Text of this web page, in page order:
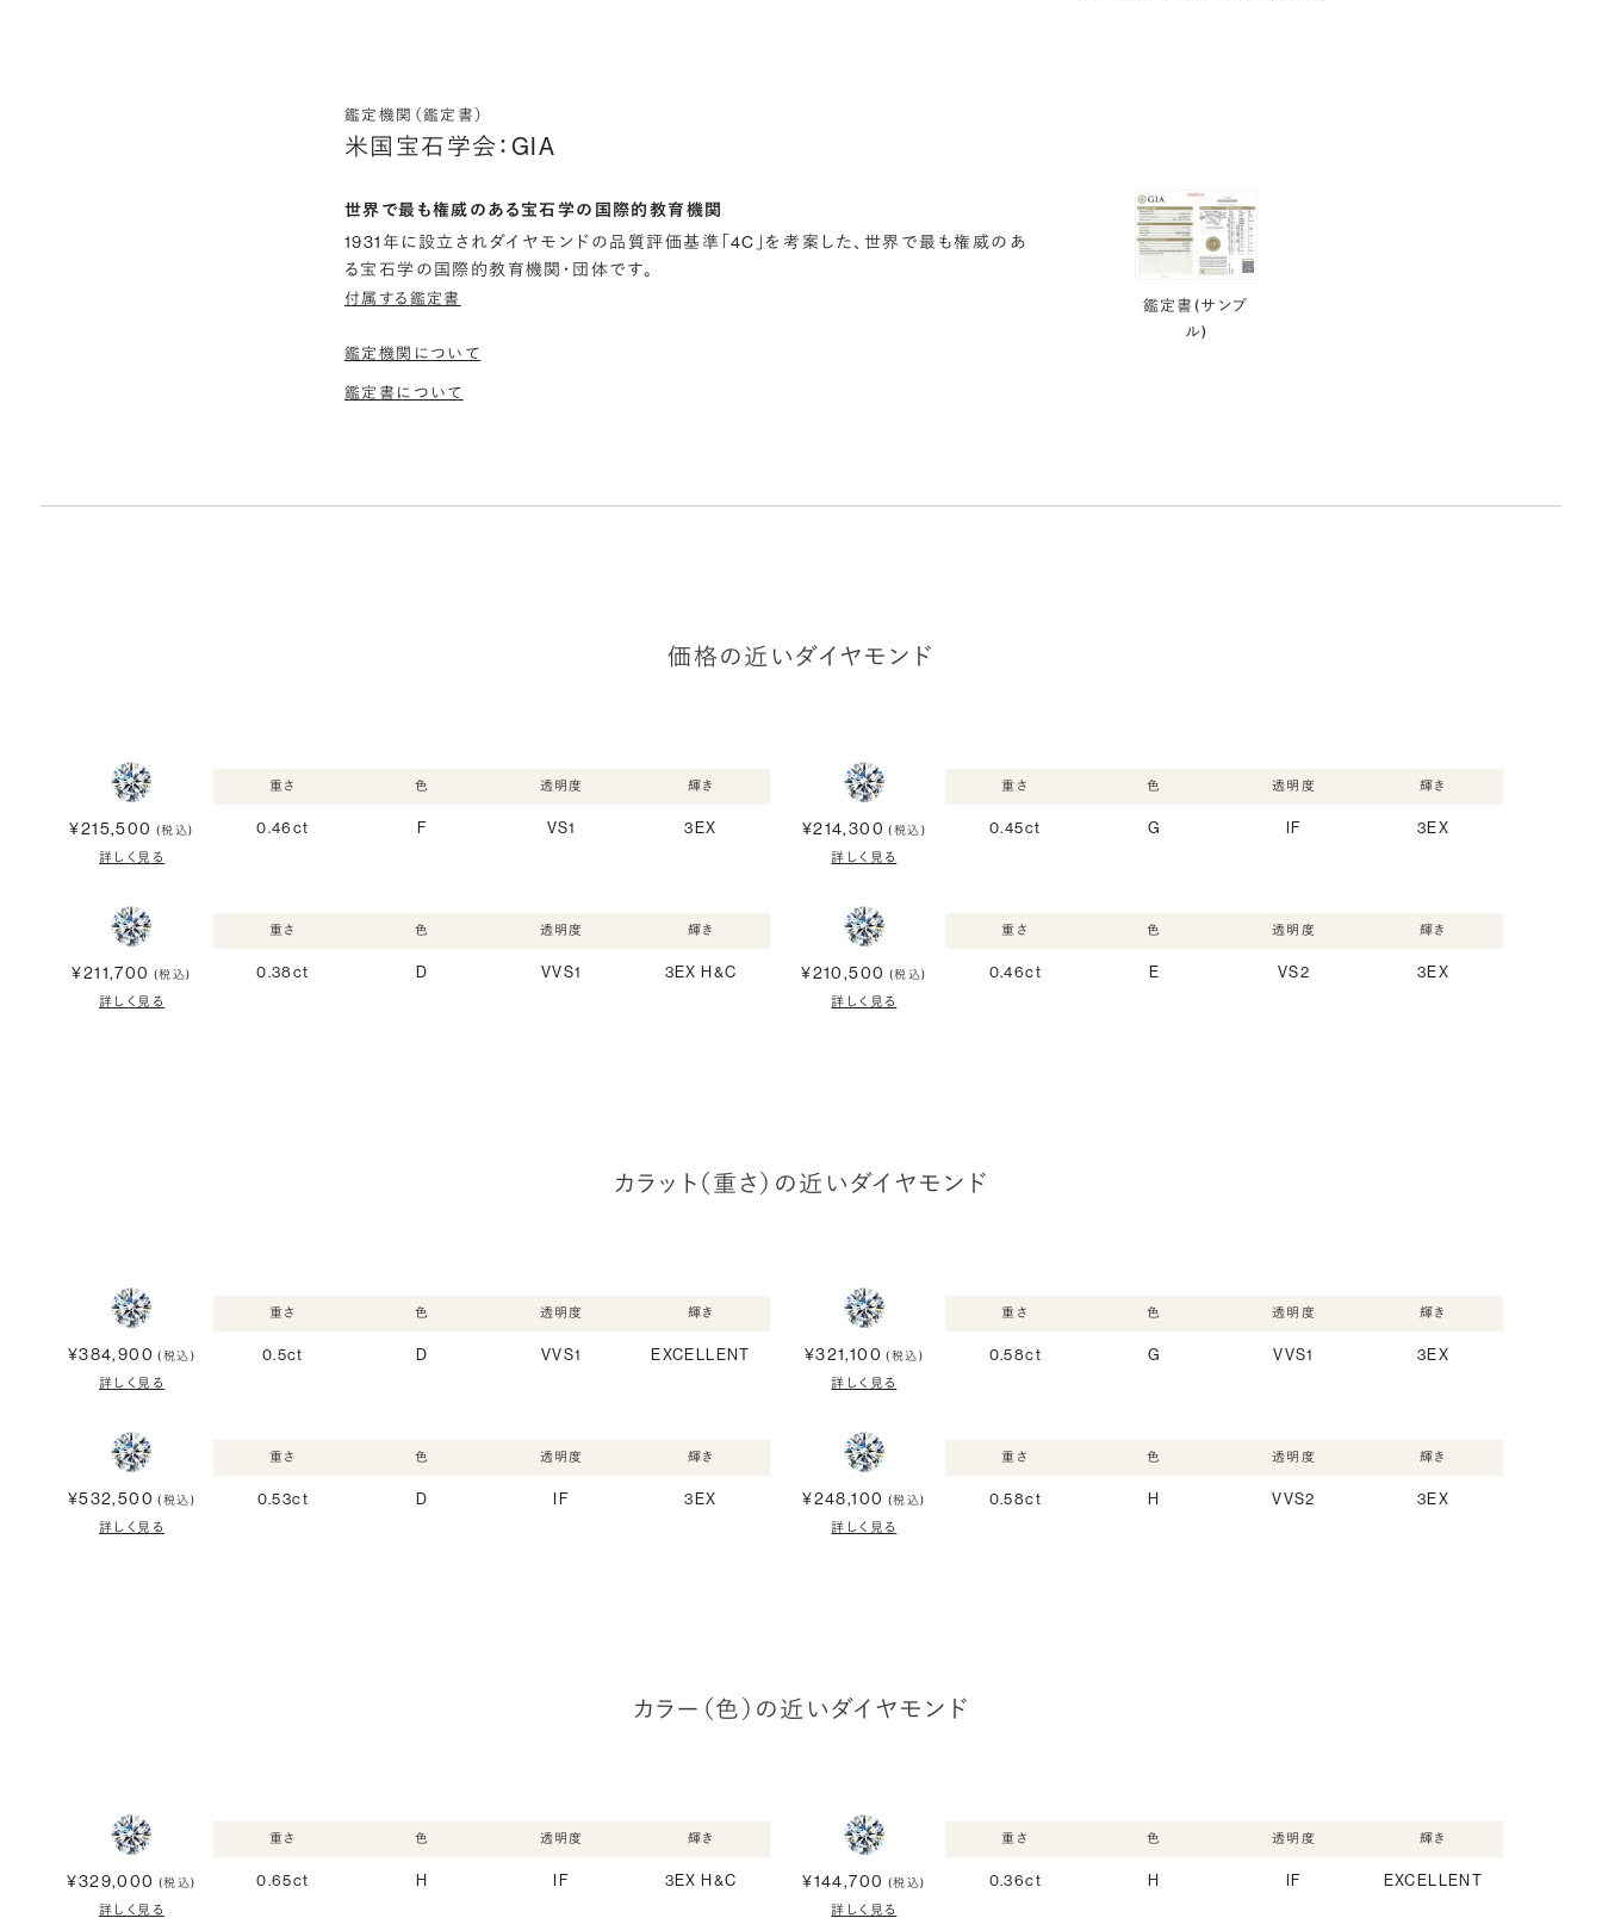
鑑定機関（鑑定書）
米国宝石学会：GIA
世界で最も権威のある宝石学の国際的教育機関
1931年に設立されダイヤモンドの品質評価基準「4C」を考案した、世界で最も権威のあ
る宝石学の国際的教育機関・団体です。
付属する鑑定書
鑑定機関について
鑑定書について
鑑定書(サンプ
ル)
価格の近いダイヤモンド
¥215,500 (税込)
詳しく見る
重さ
0.46ct
色
F
透明度
VS1
輝き
3EX ¥214,300 (税込)
詳しく見る
重さ
0.45ct
色
G
透明度
IF
輝き
3EX
¥211,700 (税込)
詳しく見る
重さ
0.38ct
色
D
透明度
VVS1
輝き
3EX H&C ¥210,500 (税込)
詳しく見る
重さ
0.46ct
色
E
透明度
VS2
輝き
3EX
カラット（重さ）の近いダイヤモンド
¥384,900 (税込)
詳しく見る
重さ
0.5ct
色
D
透明度
VVS1
輝き
EXCELLENT ¥321,100 (税込)
詳しく見る
重さ
0.58ct
色
G
透明度
VVS1
輝き
3EX
¥532,500 (税込)
詳しく見る
重さ
0.53ct
色
D
透明度
IF
輝き
3EX ¥248,100 (税込)
詳しく見る
重さ
0.58ct
色
H
透明度
VVS2
輝き
3EX
カラー（色）の近いダイヤモンド
¥329,000 (税込)
詳しく見る
重さ
0.65ct
色
H
透明度
IF
輝き
3EX H&C ¥144,700 (税込)
詳しく見る
重さ
0.36ct
色
H
透明度
IF
輝き
EXCELLENT